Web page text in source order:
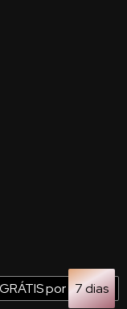
por 7 dias